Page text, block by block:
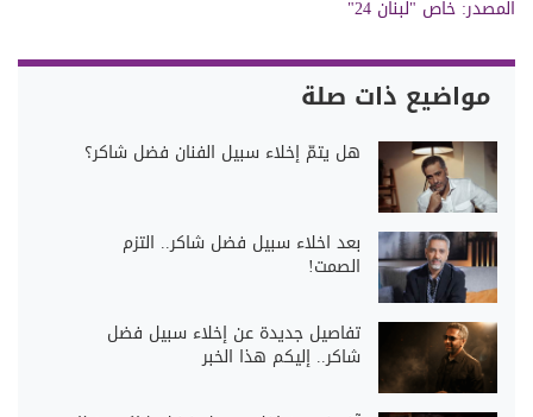
المصدر: خاص "لبنان 24"
مواضيع ذات صلة
هل يتمّ إخلاء سبيل الفنان فضل شاكر؟
بعد اخلاء سبيل فضل شاكر.. التزم
الصمت!
تفاصيل جديدة عن إخلاء سبيل فضل
شاكر.. إليكم هذا الخبر